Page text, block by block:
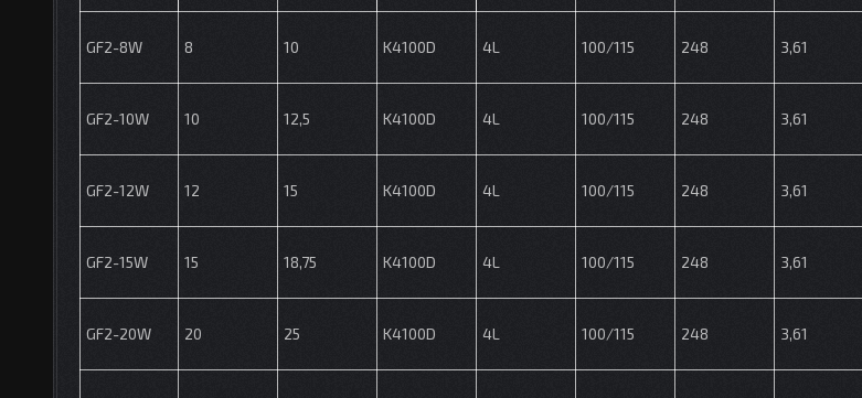
GF2-8W 8 10 K4100D 4L 100/115 248 3,61
GF2-10W 10 12,5 K4100D 4L 100/115 248 3,61
GF2-12W 12 15 K4100D 4L 100/115 248 3,61
GF2-15W 15 18,75 K4100D 4L 100/115 248 3,61
GF2-20W 20 25 K4100D 4L 100/115 248 3,61